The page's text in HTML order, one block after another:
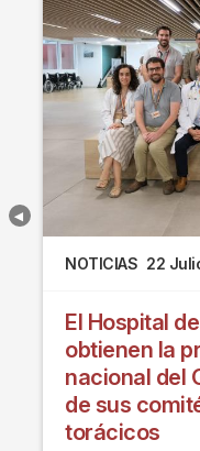
NOTICIAS 22
El Hospital
obtienen la
nacional del
de sus
torácicos